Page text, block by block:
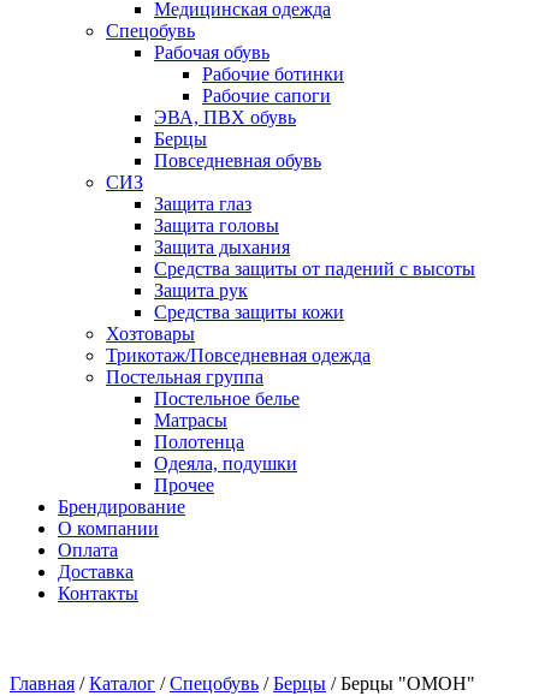
Медицинская одежда
Спецобувь
Рабочая обувь
Рабочие ботинки
Рабочие сапоги
ЭВА, ПВХ обувь
Берцы
Повседневная обувь
СИЗ
Защита глаз
Защита головы
Защита дыхания
Средства защиты от падений с высоты
Защита рук
Средства защиты кожи
Хозтовары
Трикотаж/Повседневная одежда
Постельная группа
Постельное белье
Матрасы
Полотенца
Одеяла, подушки
Прочее
Брендирование
О компании
Оплата
Доставка
Контакты
Главная / Каталог / Спецобувь / Берцы / Берцы "ОМОН"